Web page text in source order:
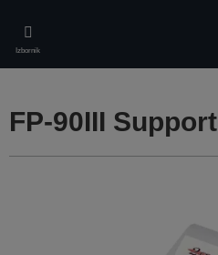
main
content
Izbornik
FP-90III Support